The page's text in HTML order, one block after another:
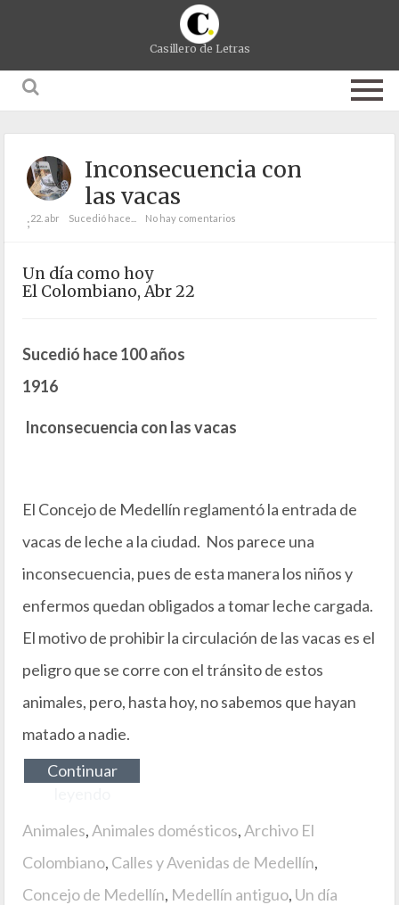
Casillero de Letras
Inconsecuencia con
las vacas
;22. abr Sucedió hace... No hay comentarios
Un día como hoy
El Colombiano, Abr 22
Sucedió hace 100 años
1916
Inconsecuencia con las vacas
El Concejo de Medellín reglamentó la entrada de
vacas de leche a la ciudad. Nos parece una
inconsecuencia, pues de esta manera los niños y
enfermos quedan obligados a tomar leche cargada.
El motivo de prohibir la circulación de las vacas es el
peligro que se corre con el tránsito de estos
animales, pero, hasta hoy, no sabemos que hayan
matado a nadie.
Continuar
Animales,Animales domésticos,Archivo El
Colombiano, Calles y Avenidas de Medellín,
Concejo de Medellín, Medellín antiguo, Un día